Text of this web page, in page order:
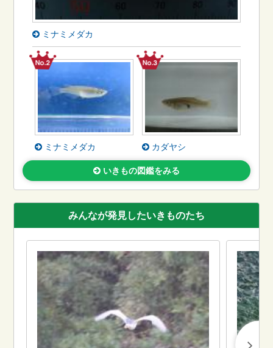
ミナミメダカ
ミナミメダカ カダヤシ
いきもの図鑑をみる
みんなが発見したいきものたち